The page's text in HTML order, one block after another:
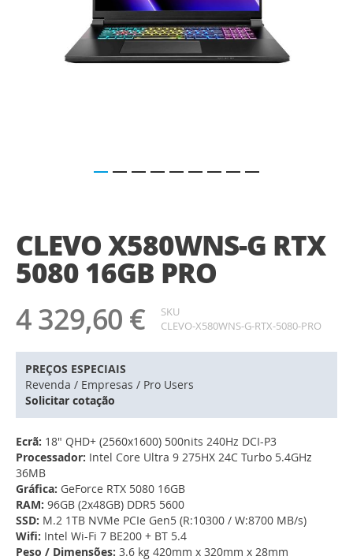
CLEVO X580WNS-G RTX
5080 16GB PRO
4 329,60 €
SKU
CLEVO-X580WNS-G-RTX-5080-PRO
PREÇOS ESPECIAIS
Revenda / Empresas / Pro Users
Solicitar cotação
Ecrã: 18" QHD+ (2560x1600) 500nits 240Hz DCI-P3
Processador: Intel Core Ultra 9 275HX 24C Turbo 5.4GHz
36MB
Gráfica: GeForce RTX 5080 16GB
RAM: 96GB (2x48GB) DDR5 5600
SSD: M.2 1TB NVMe PCIe Gen5 (R:10300 / W:8700 MB/s)
Wifi: Intel Wi-Fi 7 BE200 + BT 5.4
Peso / Dimensões: 3.6 kg 420mm x 320mm x 28mm
início
da
Galeria
de